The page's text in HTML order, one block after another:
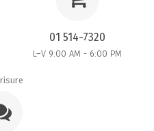
01 514-7320
L–V 9:00 AM - 6:00 PM